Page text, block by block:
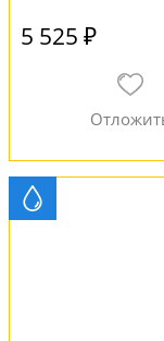
5 525 ₽